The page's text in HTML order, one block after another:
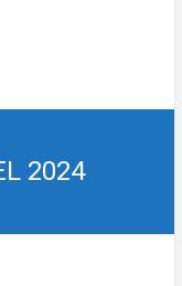
2024